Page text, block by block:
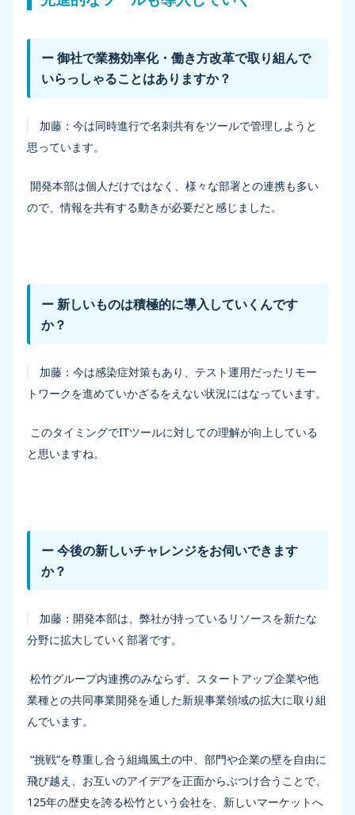
ー 御社で業務効率化・働き方改革で取り組んで
いらっしゃることはありますか？
加藤：今は同時進行で名刺共有をツールで管理しようと
思っています。
開発本部は個人だけではなく、様々な部署との連携も多い
ので、情報を共有する動きが必要だと感じました。
ー 新しいものは積極的に導入していくんです
か？
加藤：今は感染症対策もあり、テスト運用だったリモー
トワークを進めていかざるをえない状況にはなっています。
このタイミングでITツールに対しての理解が向上している
と思いますね。
ー 今後の新しいチャレンジをお伺いできます
か？
加藤：開発本部は、弊社が持っているリソースを新たな
分野に拡大していく部署です。
松竹グループ内連携のみならず、スタートアップ企業や他
業種との共同事業開発を通した新規事業領域の拡大に取り組
んでいます。
“挑戦”を尊重し合う組織風土の中、部門や企業の壁を自由に
飛び越え、お互いのアイデアを正面からぶつけ合うことで、
125年の歴史を誇る松竹という会社を、新しいマーケットへ